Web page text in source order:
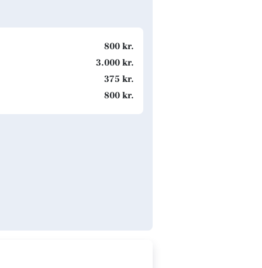
800 kr.
3.000 kr.
375 kr.
800 kr.